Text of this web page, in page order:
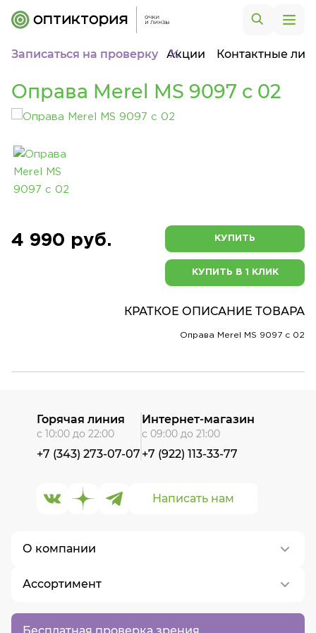
Записаться на проверку Акции Контактные
Оправа Merel MS 9097 с 02
4 990 руб. КУПИТЬ
КУПИТЬ В 1 КЛИК
КРАТКОЕ ОПИСАНИЕ ТОВАРА
Оправа Merel MS 9097 с 02
Бесплатная проверка зрения
О компании
О нас
Контакты
Ассортимент
Написать нам
Горячая линия
с 10:00 до 22:00
+7 (343) 273-07-07
Интернет-магазин
с 09:00 до 21:00
+7 (922) 113-33-77